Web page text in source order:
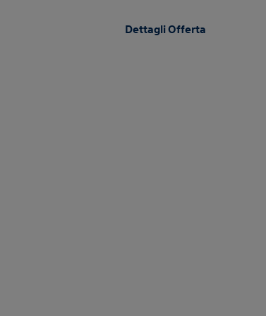
Dettagli Offerta